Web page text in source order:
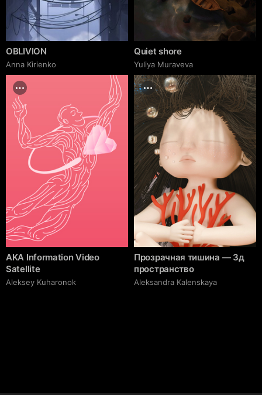
OBLIVION
Anna Kirienko
Quiet shore
Yuliya Muraveva
AKA Information Video
Satellite
Aleksey Kuharonok
Прозрачная тишина — 3д
пространство
Aleksandra Kalenskaya